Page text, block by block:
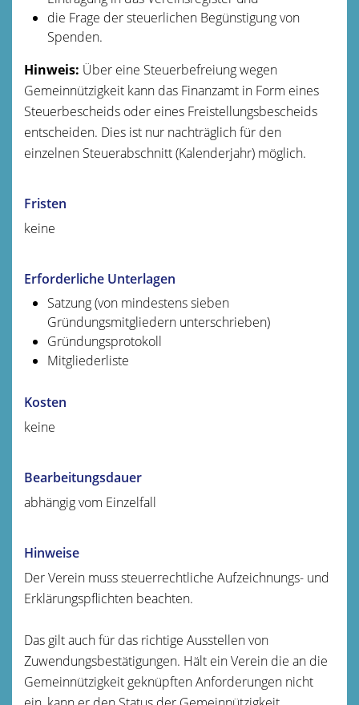
die Frage der steuerlichen Begünstigung von
Spenden.
Hinweis: Über eine Steuerbefreiung wegen
Gemeinnützigkeit kann das Finanzamt in Form eines
Steuerbescheids oder eines Freistellungsbescheids
entscheiden. Dies ist nur nachträglich für den
einzelnen Steuerabschnitt (Kalenderjahr) möglich.
Fristen
keine
Erforderliche Unterlagen
Satzung (von mindestens sieben
Gründungsmitgliedern unterschrieben)
Gründungsprotokoll
Mitgliederliste
Kosten
keine
Bearbeitungsdauer
abhängig vom Einzelfall
Hinweise
Der Verein muss steuerrechtliche Aufzeichnungs- und
Erklärungspflichten beachten.
Das gilt auch für das richtige Ausstellen von
Zuwendungsbestätigungen. Hält ein Verein die an die
Gemeinnützigkeit geknüpften Anforderungen nicht